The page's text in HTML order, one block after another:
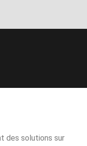
des solutions sur